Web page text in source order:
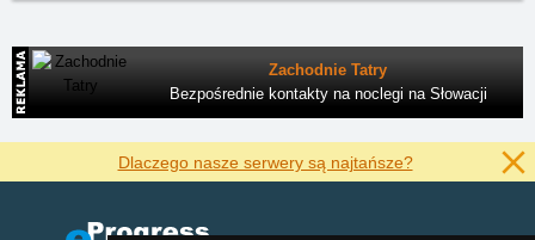
Zachodnie Tatry
Bezpośrednie kontakty na noclegi na Słowacji
Dlaczego nasze serwery są najtańsze?